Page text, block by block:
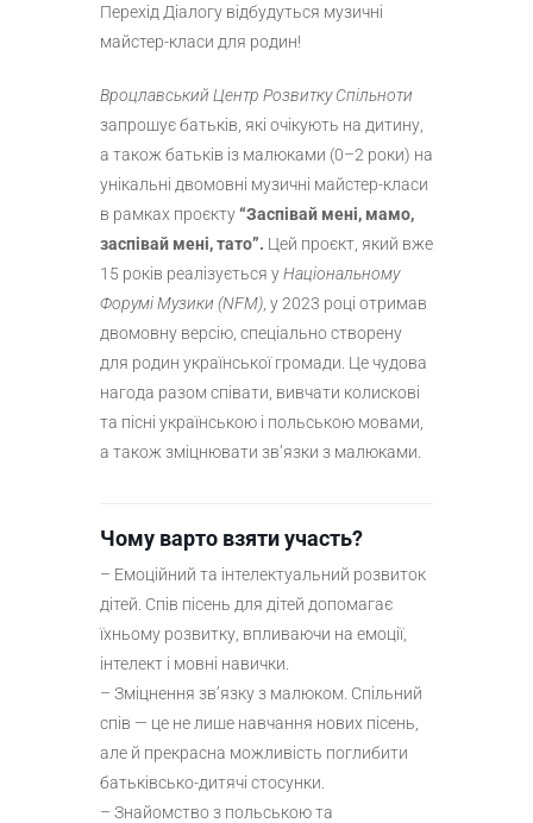
Перехід Діалогу відбудуться музичні
майстер-класи для родин!
Вроцлавський Центр Розвитку Спільноти
запрошує батьків, які очікують на дитину,
а також батьків із малюками (0–2 роки) на
унікальні двомовні музичні майстер-класи
в рамках проєкту“Заспівай мені, мамо,
заспівай мені, тато”. Цей проєкт, який вже
15 років реалізується уНаціональному
Форумі Музики (NFM) , у 2023 році отримав
двомовну версію, спеціально створену
для родин української громади. Це чудова
нагода разом співати, вивчати колискові
та пісні українською і польською мовами,
а також зміцнювати зв’язки з малюками.
Чому варто взяти участь?
– Емоційний та інтелектуальний розвиток
дітей. Спів пісень для дітей допомагає
їхньому розвитку, впливаючи на емоції,
інтелект і мовні навички.
– Зміцнення зв’язку з малюком. Спільний
спів — це не лише навчання нових пісень,
але й прекрасна можливість поглибити
батьківсько-дитячі стосунки.
– Знайомство з польською та